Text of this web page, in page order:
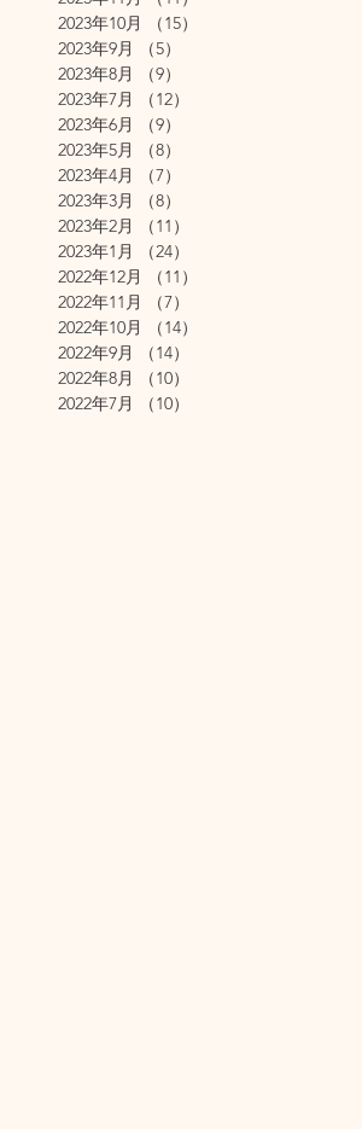
2023年10月
（15）
2023年9月
（5）
2023年8月
（9）
2023年7月
（12）
2023年6月
（9）
2023年5月
（8）
2023年4月
（7）
2023年3月
（8）
2023年2月
（11）
2023年1月
（24）
2022年12月
（11）
2022年11月
（7）
2022年10月
（14）
2022年9月
（14）
2022年8月
（10）
2022年7月
（10）